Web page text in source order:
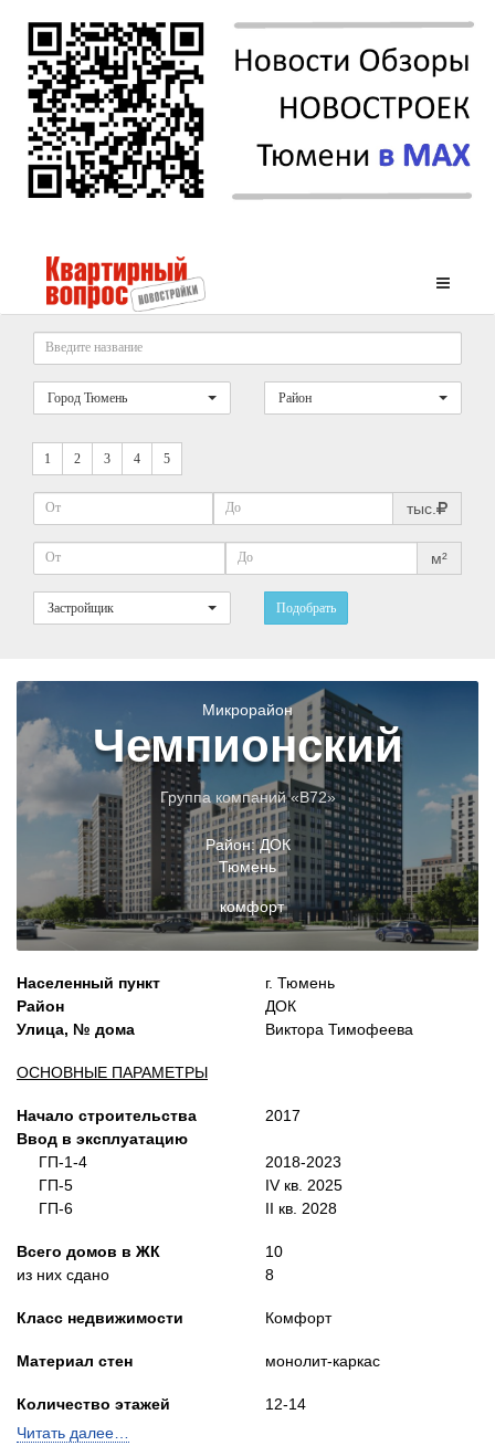
Город Тюмень Район
1 2 3 4 5
тыс.
м²
Застройщик Подобрать
Микрорайон
Чемпионский
Группа компаний «В72»
Район:ДОК
Тюмень
комфорт
Населенный пункт
Район
Улица, № дома
ОСНОВНЫЕ ПАРАМЕТРЫ
Начало строительства
Ввод в эксплуатацию
ГП-1-4
ГП-5
ГП-6
Всего домов в ЖК
из них сдано
Класс недвижимости
Материал стен
Количество этажей
г. Тюмень
ДОК
Виктора Тимофеева
2017
2018-2023
IV кв. 2025
II кв. 2028
10
8
Комфорт
монолит-каркас
12-14
Читать далее…